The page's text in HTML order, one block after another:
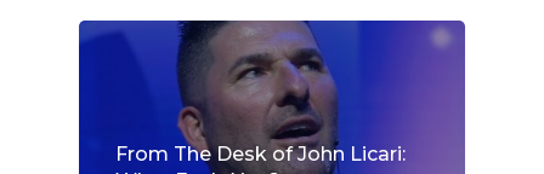
From The Desk of John Licari: